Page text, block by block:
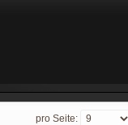
pro Seite: